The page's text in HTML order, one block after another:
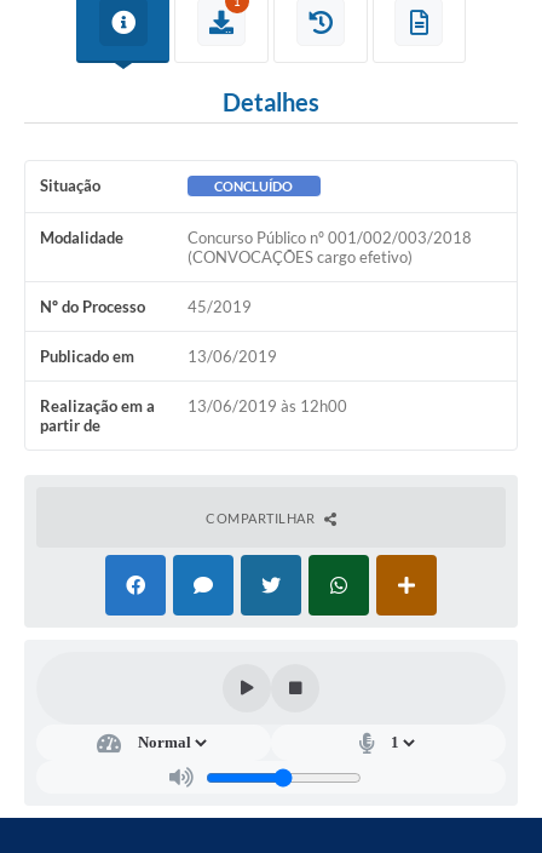
A Nossa Cidade
Ambiente
Orçamento Participativo 2026
Turismo
Tributos
Lançadoria
Reforma Agrária
Detalhes
Situação CONCLUÍDO
Modalidade
Concurso Público nº 001/002/003/2018
(CONVOCAÇÕES cargo efetivo)
Nº do Processo 45/2019
Publicado em 13/06/2019
Realização em a
partir de
13/06/2019 às 12h00
COMPARTILHAR